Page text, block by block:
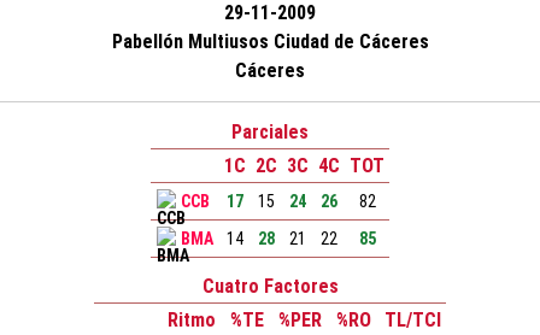
29-11-2009
Pabellón Multiusos Ciudad de Cáceres
Cáceres
Parciales
1C 2C 3C 4C TOT
CCB 17 15 24 26
82
BMA
14 28 21 22 85
Cuatro Factores
Ritmo
%TE %PER %RO TL/TCI